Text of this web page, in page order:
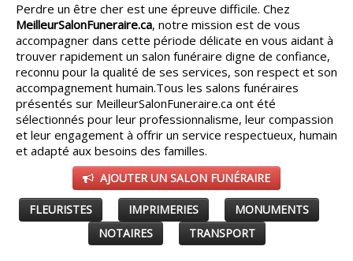
AUTRES VILLES
CONSEILS▼
PARTENAIRES▼
ESPACE SALON▼
Perdre un être cher est une épreuve difficile. Chez
MeilleurSalonFuneraire.ca, notre mission est de vous
accompagner dans cette période délicate en vous aidant à
trouver rapidement un salon funéraire digne de confiance,
reconnu pour la qualité de ses services, son respect et son
accompagnement humain.Tous les salons funéraires
présentés sur MeilleurSalonFuneraire.ca ont été
sélectionnés pour leur professionnalisme, leur compassion
et leur engagement à offrir un service respectueux, humain
et adapté aux besoins des familles.
AJOUTER UN SALON FUNÉRAIRE
FLEURISTES IMPRIMERIES
MONUMENTS
NOTAIRES
TRANSPORT